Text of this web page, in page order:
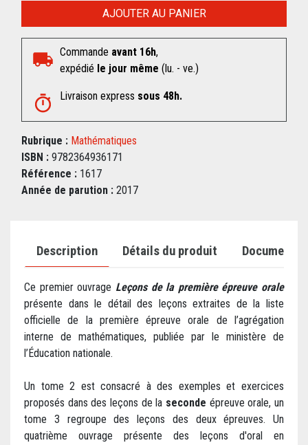
AJOUTER AU PANIER
Commande avant 16h,
expédié le jour même (lu. - ve.)
Livraison express sous 48h.
Rubrique : Mathématiques
ISBN : 9782364936171
Référence : 1617
Année de parution : 2017
Description Détails du produit Documents
Ce premier ouvrage Leçons de la première épreuve orale
présente dans le détail des leçons extraites de la liste
officielle de la première épreuve orale de l’agrégation
interne de mathématiques, publiée par le ministère de
l’Éducation nationale.
Un tome 2 est consacré à des exemples et exercices
proposés dans des leçons de la seconde épreuve orale, un
tome 3 regroupe des leçons des deux épreuves. Un
quatrième ouvrage présente des leçons d'oral en